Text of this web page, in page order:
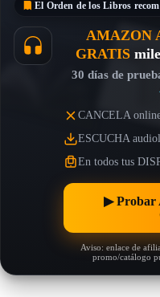
El Orden de los Libros
AMAZON
GRATIS
30 días de
CANCELA
ESCUCHA
En todos tus
▶︎ Probar
Aviso: enlace de
promo/catálogo